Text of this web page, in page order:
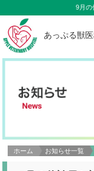
9月の
あっぷる獣
ホーム お知らせ一覧